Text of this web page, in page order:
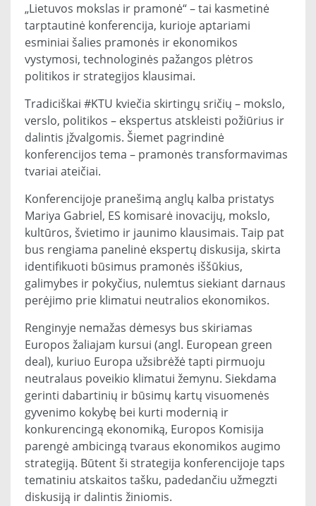
„Lietuvos mokslas ir pramonė“ – tai kasmetinė
tarptautinė konferencija, kurioje aptariami
esminiai šalies pramonės ir ekonomikos
vystymosi, technologinės pažangos plėtros
politikos ir strategijos klausimai.
Tradiciškai #KTU kviečia skirtingų sričių – mokslo,
verslo, politikos – ekspertus atskleisti požiūrius ir
dalintis įžvalgomis. Šiemet pagrindinė
konferencijos tema – pramonės transformavimas
tvariai ateičiai.
Konferencijoje pranešimą anglų kalba pristatys
Mariya Gabriel, ES komisarė inovacijų, mokslo,
kultūros, švietimo ir jaunimo klausimais. Taip pat
bus rengiama panelinė ekspertų diskusija, skirta
identifikuoti būsimus pramonės iššūkius,
galimybes ir pokyčius, nulemtus siekiant darnaus
perėjimo prie klimatui neutralios ekonomikos.
Renginyje nemažas dėmesys bus skiriamas
Europos žaliajam kursui (angl. European green
deal), kuriuo Europa užsibrėžė tapti pirmuoju
neutralaus poveikio klimatui žemynu. Siekdama
gerinti dabartinių ir būsimų kartų visuomenės
gyvenimo kokybę bei kurti modernią ir
konkurencingą ekonomiką, Europos Komisija
parengė ambicingą tvaraus ekonomikos augimo
strategiją. Būtent ši strategija konferencijoje taps
tematiniu atskaitos tašku, padedančiu užmegzti
diskusiją ir dalintis žiniomis.